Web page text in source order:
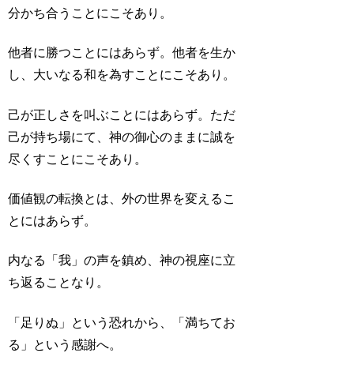
分かち合うことにこそあり。
他者に勝つことにはあらず。他者を生か
し、大いなる和を為すことにこそあり。
己が正しさを叫ぶことにはあらず。ただ
己が持ち場にて、神の御心のままに誠を
尽くすことにこそあり。
価値観の転換とは、外の世界を変えるこ
とにはあらず。
内なる「我」の声を鎮め、神の視座に立
ち返ることなり。
「足りぬ」という恐れから、「満ちてお
る」という感謝へ。